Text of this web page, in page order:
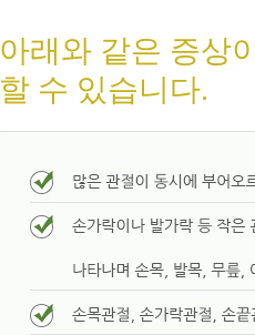
아래와 같은 증상
할 수 있습니다.